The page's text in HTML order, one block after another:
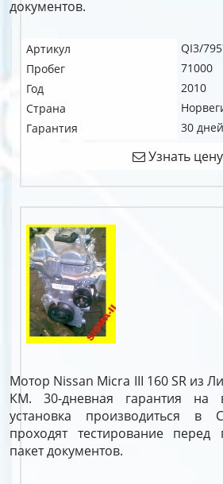
документов.
Артикул
QI3/
Пробег
71000
Год
2010
Страна
Гарантия
30 дней
Узнать цену
Мотор Nissan Micra III 160 SR из
КМ. 30-дневная гарантия на
установка производиться
проходят тестирование
пакет документов.